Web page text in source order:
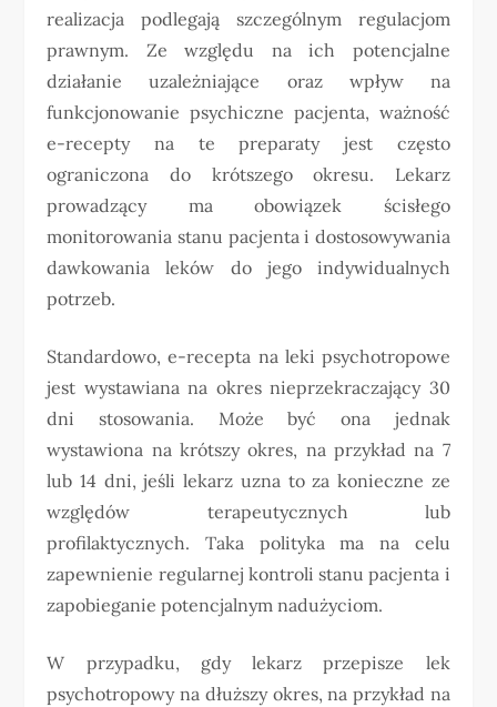
realizacja podlegają szczególnym regulacjom
prawnym. Ze względu na ich potencjalne
działanie uzależniające oraz wpływ na
funkcjonowanie psychiczne pacjenta, ważność
e-recepty na te preparaty jest często
ograniczona do krótszego okresu. Lekarz
prowadzący ma obowiązek ścisłego
monitorowania stanu pacjenta i dostosowywania
dawkowania leków do jego indywidualnych
potrzeb.
Standardowo, e-recepta na leki psychotropowe
jest wystawiana na okres nieprzekraczający 30
dni stosowania. Może być ona jednak
wystawiona na krótszy okres, na przykład na 7
lub 14 dni, jeśli lekarz uzna to za konieczne ze
względów terapeutycznych lub
profilaktycznych. Taka polityka ma na celu
zapewnienie regularnej kontroli stanu pacjenta i
zapobieganie potencjalnym nadużyciom.
W przypadku, gdy lekarz przepisze lek
psychotropowy na dłuższy okres, na przykład na